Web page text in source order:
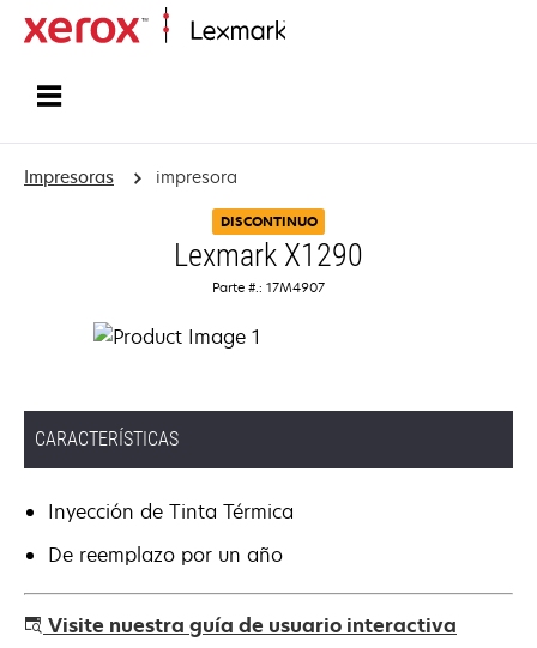
Impresoras impresora
DISCONTINUO
Lexmark X1290
Parte #.: 17M4907
CARACTERÍSTICAS
Inyección de Tinta Térmica
De reemplazo por un año
Visite nuestra guía de usuario interactiva